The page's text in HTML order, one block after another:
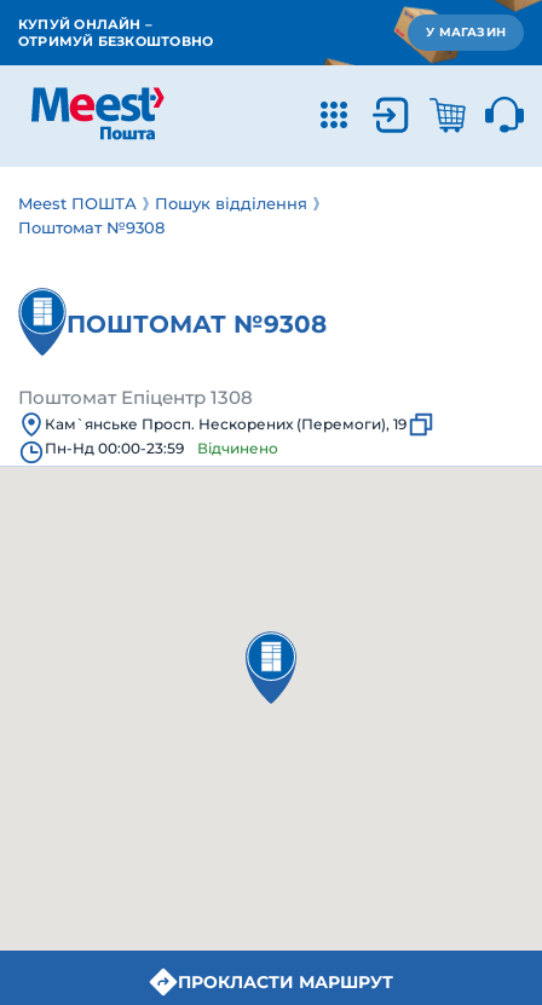
КУПУЙ ОНЛАЙН –
ОТРИМУЙ БЕЗКОШТОВНО
У МАГАЗИН
Meest ПОШТА
Пошук відділення
Поштомат №9308
ПОШТОМАТ №9308
Поштомат Епіцентр 1308
Кам`янське Просп. Нескорених (Перемоги), 19
Пн-Нд 00:00-23:59
Відчинено
ПРОКЛАСТИ МАРШРУТ